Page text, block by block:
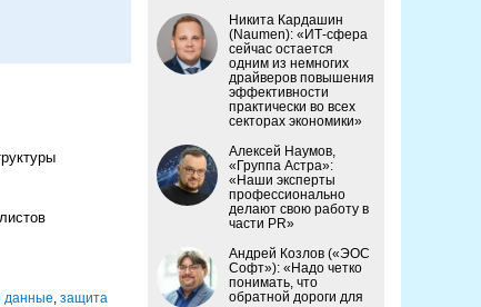
данные, защита
Никита Кардашин
(Naumen): «ИТ-сфера
сейчас остается
одним из немногих
драйверов повышения
эффективности
практически во всех
секторах экономики»
Алексей Наумов,
«Группа Астра»:
«Наши эксперты
профессионально
делают свою работу в
части PR»
Андрей Козлов («ЭОС
Софт»): «Надо четко
понимать, что
обратной дороги для